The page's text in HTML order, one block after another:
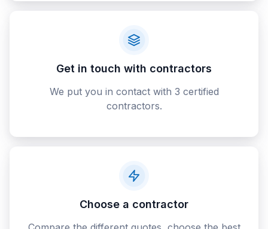
Get in touch with contractors
We put you in contact with 3 certified
contractors.
Choose a contractor